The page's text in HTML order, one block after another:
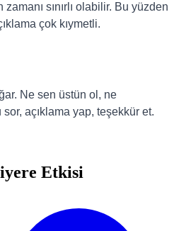
sınırlı olabilir. Bu yüzden
çok kıymetli.
Ne sen üstün ol, ne
açıklama yap, teşekkür et.
Etkisi